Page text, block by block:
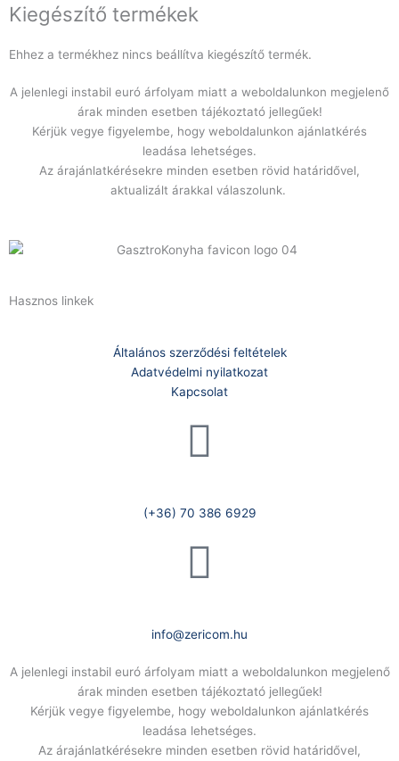
cm,
acél
Kiegészítő termékek
Ehhez a termékhez nincs beállítva kiegészítő termék.
A jelenlegi instabil euró árfolyam miatt a weboldalunkon megjelenő
árak minden esetben tájékoztató jellegűek!
Kérjük vegye figyelembe, hogy weboldalunkon ajánlatkérés
leadása lehetséges.
Az árajánlatkérésekre minden esetben rövid határidővel,
aktualizált árakkal válaszolunk.
Hasznos linkek
Általános szerződési feltételek
Adatvédelmi nyilatkozat
Kapcsolat
(+36) 70 386 6929
info@zericom.hu
A jelenlegi instabil euró árfolyam miatt a weboldalunkon megjelenő
árak minden esetben tájékoztató jellegűek!
Kérjük vegye figyelembe, hogy weboldalunkon ajánlatkérés
leadása lehetséges.
Az árajánlatkérésekre minden esetben rövid határidővel,